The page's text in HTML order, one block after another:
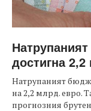
достигна
Натрупаният
на 2,2 млрд. евро.
прогнозния